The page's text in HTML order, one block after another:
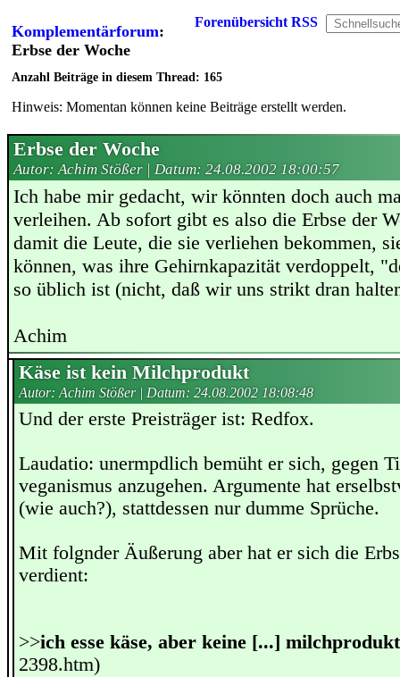
Forenübersicht RSS
Komplementärforum:
Erbse der Woche
Anzahl Beiträge in diesem Thread: 165
Hinweis: Momentan können keine Beiträge erstellt werden.
Erbse der Woche
Autor: Achim Stößer | Datum: 24.08.2002 18:00:57
Ich habe mir gedacht, wir könnten doch auch
verleihen. Ab sofort gibt es also die Erbse der
damit die Leute, die sie verliehen bekommen,
können, was ihre Gehirnkapazität verdoppelt,
so üblich ist (nicht, daß wir uns strikt dran
Achim
Käse ist kein Milchprodukt
Autor: Achim Stößer | Datum: 24.08.2002 18:08:48
Und der erste Preisträger ist: Redfox.
Laudatio: unermpdlich bemüht er sich, gegen
veganismus anzugehen. Argumente hat
(wie auch?), stattdessen nur dumme Sprüche.
Mit folgnder Äußerung aber hat er sich die
verdient:
>>ich esse käse, aber keine [...]
2398.htm)